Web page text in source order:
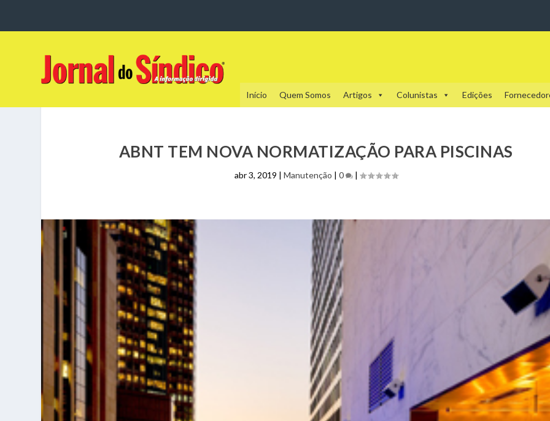
Início Quem Somos Artigos Colunistas Edições
ABNT TEM NOVA NORMATIZAÇÃO PARA PISCINAS
abr 3, 2019 | Manutenção | 0 |